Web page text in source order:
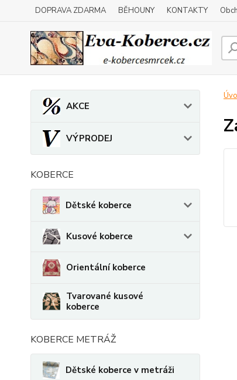
DOPRAVA ZDARMA BĚHOUNY KONTAKTY
AKCE
VÝPRODEJ
KOBERCE
Dětské koberce
Kusové koberce
Orientální koberce
Tvarované kusové
koberce
KOBERCE METRÁŽ
Dětské koberce v metráži